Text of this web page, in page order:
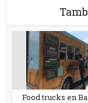
Food trucks en